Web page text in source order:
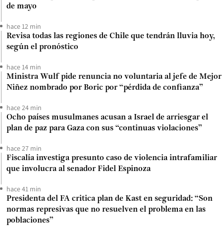
de mayo
hace 12 min
Revisa todas las regiones de Chile que tendrán lluvia hoy,
según el pronóstico
hace 14 min
Ministra Wulf pide renuncia no voluntaria al jefe de Mejor
Niñez nombrado por Boric por “pérdida de confianza”
hace 24 min
Ocho países musulmanes acusan a Israel de arriesgar el
plan de paz para Gaza con sus “continuas violaciones”
hace 27 min
Fiscalía investiga presunto caso de violencia intrafamiliar
que involucra al senador Fidel Espinoza
hace 41 min
Presidenta del FA critica plan de Kast en seguridad: “Son
normas represivas que no resuelven el problema en las
poblaciones”